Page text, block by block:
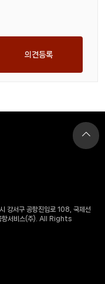
의견등록
서구 공항진입로 108, 국제선
서비스(주). All Rights